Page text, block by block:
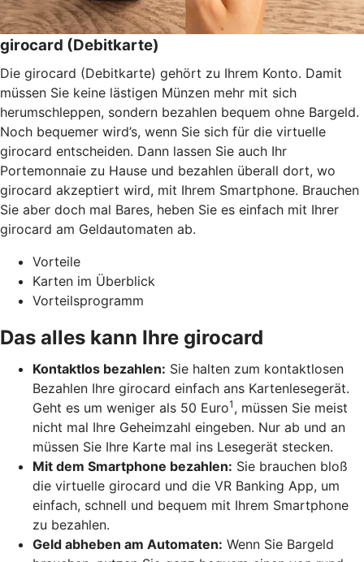
girocard (Debitkarte)
Die girocard (Debitkarte) gehört zu Ihrem Konto. Damit
müssen Sie keine lästigen Münzen mehr mit sich
herumschleppen, sondern bezahlen bequem ohne Bargeld.
Noch bequemer wird’s, wenn Sie sich für die virtuelle
girocard entscheiden. Dann lassen Sie auch Ihr
Portemonnaie zu Hause und bezahlen überall dort, wo
girocard akzeptiert wird, mit Ihrem Smartphone. Brauchen
Sie aber doch mal Bares, heben Sie es einfach mit Ihrer
girocard am Geldautomaten ab.
Vorteile
Karten im Überblick
Vorteilsprogramm
Das alles kann Ihre girocard
Kontaktlos bezahlen: Sie halten zum kontaktlosen
Bezahlen Ihre girocard einfach ans Kartenlesegerät.
Geht es um weniger als 50 Euro1 , müssen Sie meist
nicht mal Ihre Geheimzahl eingeben. Nur ab und an
müssen Sie Ihre Karte mal ins Lesegerät stecken.
Mit dem Smartphone bezahlen: Sie brauchen bloß
die virtuelle girocard und die VR Banking App, um
einfach, schnell und bequem mit Ihrem Smartphone
zu bezahlen.
Geld abheben am Automaten: Wenn Sie Bargeld